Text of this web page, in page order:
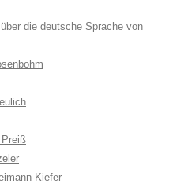
die deutsche Sprache von
Preiß
Kiefer